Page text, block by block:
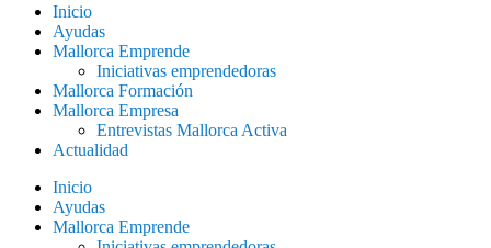
Inicio
Ayudas
Mallorca Emprende
Iniciativas emprendedoras
Mallorca Formación
Mallorca Empresa
Entrevistas Mallorca Activa
Actualidad
Inicio
Ayudas
Mallorca Emprende